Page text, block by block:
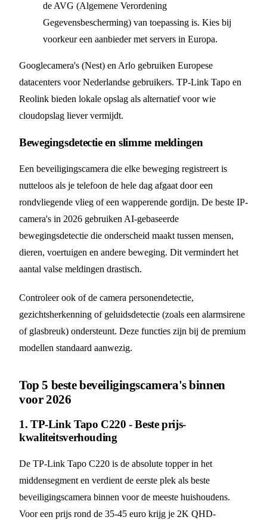
de AVG (Algemene Verordening
Gegevensbescherming) van toepassing is. Kies bij
voorkeur een aanbieder met servers in Europa.
Googlecamera's (Nest) en Arlo gebruiken Europese
datacenters voor Nederlandse gebruikers. TP-Link Tapo en
Reolink bieden lokale opslag als alternatief voor wie
cloudopslag liever vermijdt.
Bewegingsdetectie en slimme meldingen
Een beveiligingscamera die elke beweging registreert is
nutteloos als je telefoon de hele dag afgaat door een
rondvliegende vlieg of een wapperende gordijn. De beste IP-
camera's in 2026 gebruiken AI-gebaseerde
bewegingsdetectie die onderscheid maakt tussen mensen,
dieren, voertuigen en andere beweging. Dit vermindert het
aantal valse meldingen drastisch.
Controleer ook of de camera personendetectie,
gezichtsherkenning of geluidsdetectie (zoals een alarmsirene
of glasbreuk) ondersteunt. Deze functies zijn bij de premium
modellen standaard aanwezig.
Top 5 beste beveiligingscamera's binnen
voor 2026
1. TP-Link Tapo C220 - Beste prijs-
kwaliteitsverhouding
De TP-Link Tapo C220 is de absolute topper in het
middensegment en verdient de eerste plek als beste
beveiligingscamera binnen voor de meeste huishoudens.
Voor een prijs rond de 35-45 euro krijg je 2K QHD-